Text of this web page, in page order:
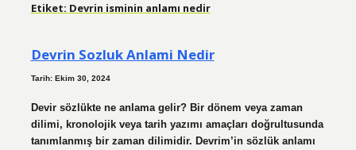
Etiket: Devrin isminin anlamı nedir
Devrin Sozluk Anlami Nedir
Tarih: Ekim 30, 2024
Devir sözlükte ne anlama gelir? Bir dönem veya zaman
dilimi, kronolojik veya tarih yazımı amaçları doğrultusunda
tanımlanmış bir zaman dilimidir. Devrim’in sözlük anlamı